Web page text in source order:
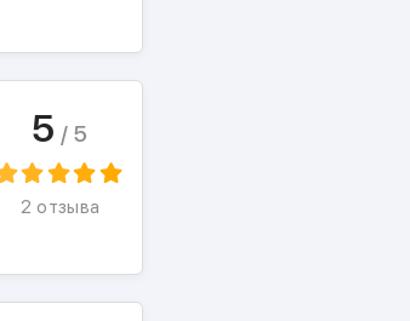
5 / 5
2 отзыва